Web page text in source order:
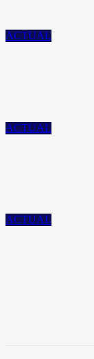
ACTUAL
ACTUAL
ACTUAL